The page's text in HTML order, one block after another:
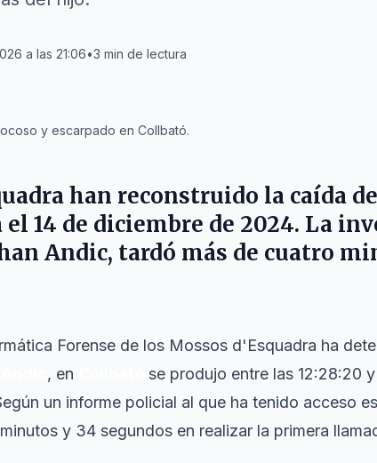
a las 21:06•3 min de lectura
y escarpado en Collbató.
han reconstruido la caída
14 de diciembre de 2024. La
Andic, tardó más de cuatro
Forense de los Mossos d'Esquadra ha
, en
se produjo entre las 12:28:20
un informe policial al que ha tenido acceso
y 34 segundos en realizar la primera